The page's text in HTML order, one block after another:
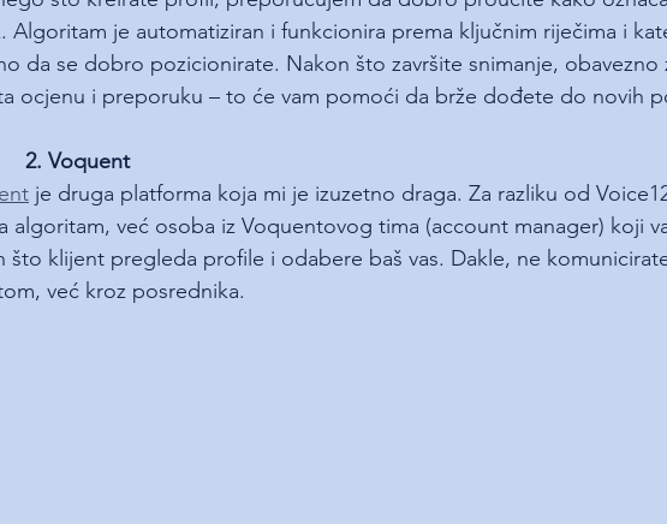
Algoritam je automatiziran i funkcionira prema ključnim riječima i
da se dobro pozicionirate. Nakon što završite snimanje, obavezno
ocjenu i preporuku – to će vam pomoći da brže dođete do novih
2. Voquent
je druga platforma koja mi je izuzetno draga. Za razliku od
algoritam, već osoba iz Voquentovog tima (account manager) koji
što klijent pregleda profile i odabere baš vas. Dakle, ne
već kroz posrednika.